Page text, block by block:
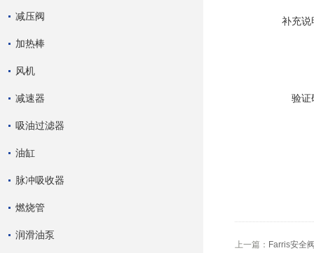
减压阀
加热棒
风机
减速器
吸油过滤器
油缸
脉冲吸收器
燃烧管
润滑油泵
补充说
验证
上一篇： Farris安全